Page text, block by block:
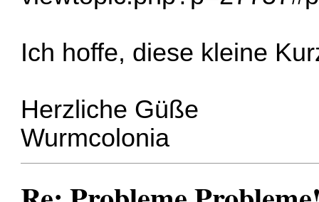
Ich hoffe, diese kleine
Herzliche Güße
Wurmcolonia